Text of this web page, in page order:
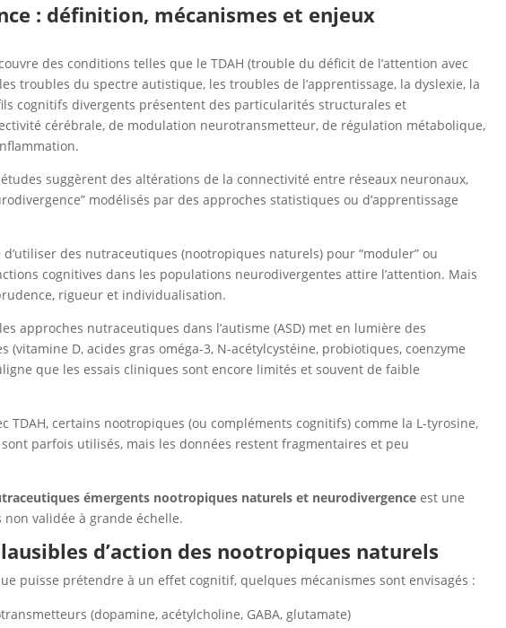
: définition, mécanismes et enjeux
des conditions telles que le TDAH (trouble du déficit de l’attention avec
troubles du spectre autistique, les troubles de l’apprentissage, la dyslexie, la
cognitifs divergents présentent des particularités structurales et
cérébrale, de modulation neurotransmetteur, de régulation métabolique,
suggèrent des altérations de la connectivité entre réseaux neuronaux,
modélisés par des approches statistiques ou d’apprentissage
d’utiliser des nutraceutiques (nootropiques naturels) pour “moduler” ou
cognitives dans les populations neurodivergentes attire l’attention. Mais
rigueur et individualisation.
approches nutraceutiques dans l’autisme (ASD) met en lumière des
(vitamine D, acides gras oméga-3, N-acétylcystéine, probiotiques, coenzyme
que les essais cliniques sont encore limités et souvent de faible
TDAH, certains nootropiques (ou compléments cognitifs) comme la L-tyrosine,
parfois utilisés, mais les données restent fragmentaires et peu
émergents nootropiques naturels et neurodivergence est une
validée à grande échelle.
d’action des nootropiques naturels
puisse prétendre à un effet cognitif, quelques mécanismes sont envisagés :
(dopamine, acétylcholine, GABA, glutamate)